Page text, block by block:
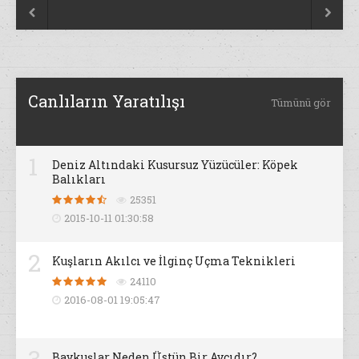
 
Canlıların Yaratılışı Tümünü gör
Deniz Altındaki Kusursuz Yüzücüler: Köpek
Balıkları
25351
2015-10-11 01:30:58
2 Kuşların Akılcı ve İlginç Uçma Teknikleri
24110
2016-08-01 19:05:47